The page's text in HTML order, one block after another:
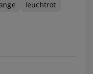
leuchtrot